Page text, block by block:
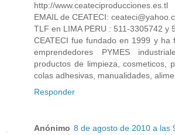
http://www.ceateciproducciones.es.tl
EMAIL de CEATECI:
TLF en LIMA PERU : 511-3305742 y
CEATECI fue fundado en 1999 y ha
emprendedores PYMES
productos de limpieza, cosmeticos,
colas adhesivas, manualidades,
Responder
Anónimo 8 de agosto de 2010 a las